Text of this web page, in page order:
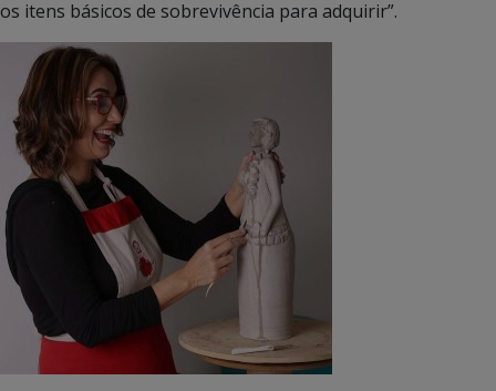
os itens básicos de sobrevivência para adquirir”.